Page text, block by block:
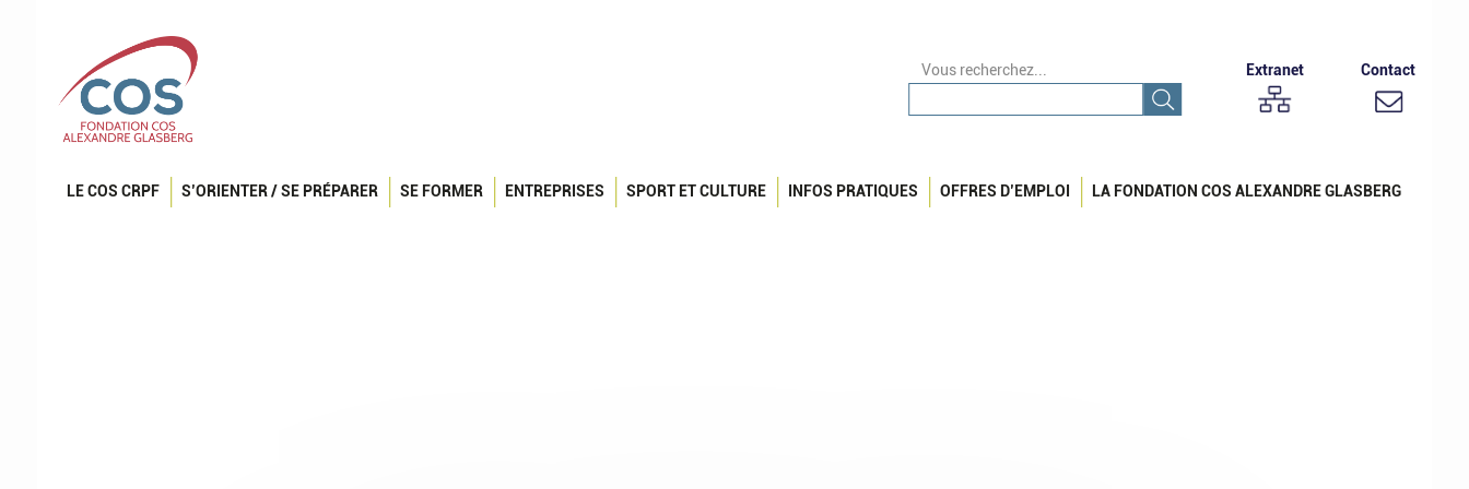
Vous recherchez... Extranet Contact
LE COS CRPF S’ORIENTER / SE PRÉPARER SE FORMER ENTREPRISES SPORT ET CULTURE INFOS PRATIQUES OFFRES D’EMPLOI LA FONDATION COS ALEXANDRE GLASBERG